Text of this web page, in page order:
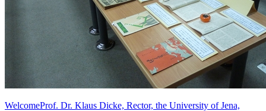
WelcomeProf. Dr. Klaus Dicke, Rector, the University of Jena,